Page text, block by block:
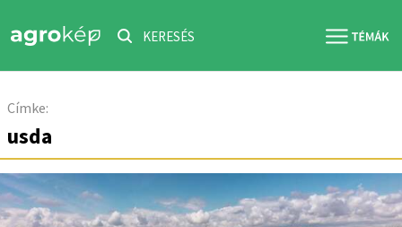
KERESÉS
Címke:
usda